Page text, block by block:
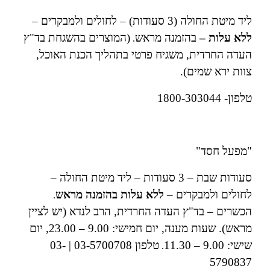
ליד מיטת החולה (3 סעודות) – לחולים ולמבקרים –
ללא עלות –בהזמנה מראש. (המוצרים בהשגחת בד"ץ
העדה החרדית, משגיח פרטי בתהליך הכנת האוכל,
צוות ירא שמים).
טלפון- 1800-303044
"מפעל חסד"
סעודות שבת – 3 סעודות – ליד מיטת החולה –
לחולים ולמבקרים – ללא עלות בהזמנה מראש.
הכשרים – בד"ץ העדה החרדית, הרב לנדא (יש לציין
מראש).
שעות מענה, יום חמישי: 9.00 – 23.00, יום
שישי: 9.00 – 11.30
.
טלפון 03-5700708 | 03-
5790837